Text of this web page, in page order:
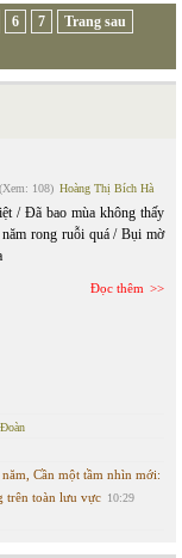
6 7
Trang sau
(Xem: 108) Hoàng Thị Bích Hà
/ Đã bao mùa không thấy
rong ruỗi quá / Bụi mờ
Đọc thêm
Cần một tầm nhìn mới:
trên toàn lưu vực 10:29